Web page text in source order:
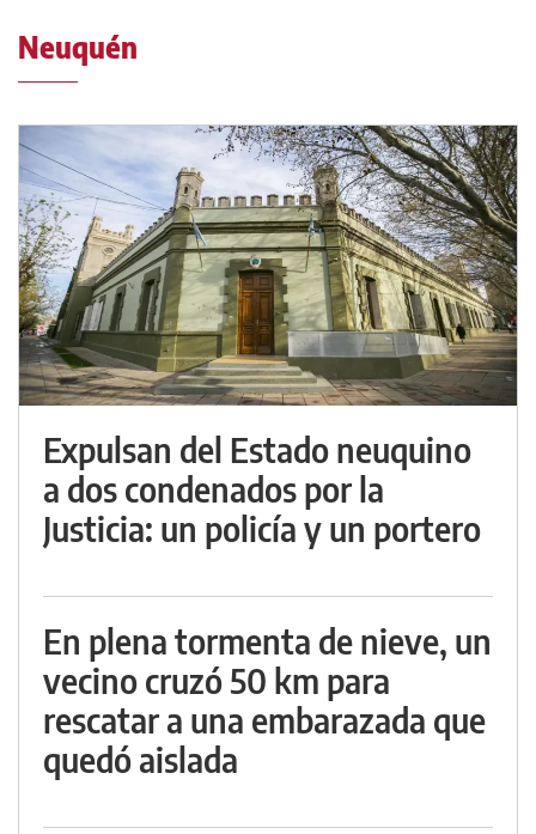
Neuquén
Expulsan del Estado neuquino
a dos condenados por la
Justicia: un policía y un portero
En plena tormenta de nieve, un
vecino cruzó 50 km para
rescatar a una embarazada que
quedó aislada